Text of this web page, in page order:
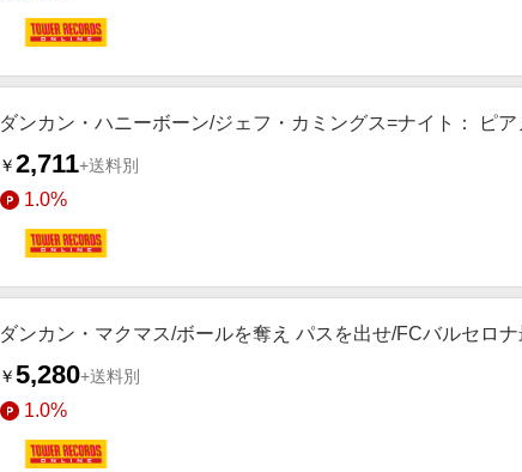
ダンカン・ハニーボーン/ジェフ・カミングス=ナイト： ピ
￥2,711+送料別
1.0%
ダンカン・マクマス/ボールを奪え パスを出せ/FCバルセロ
￥5,280+送料別
1.0%